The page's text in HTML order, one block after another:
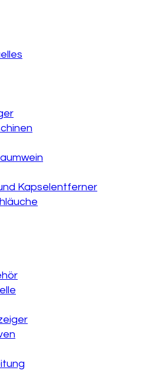
Kapselentferner